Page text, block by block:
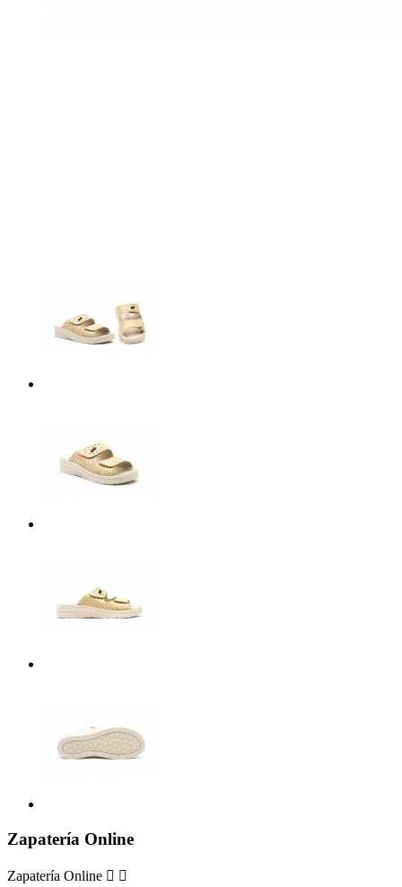
Zapatería Online
Zapatería Online  